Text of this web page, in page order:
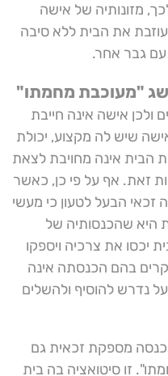
מזונותיה של אישה
את הבית ללא סיבה
עם גבר אחר.
"מעוכבת מחמתו"
ולכן אישה אינה חייבת
שיש לה מקצוע, יכולת
הבית אינה מחויבת לצאת
זאת. אף על פי כן, כאשר
הבעל לטעון כי מעשי
היא שהכנסותיה של
יכסו את צרכיה ויספקו
בהם הכנסתה אינה
נדרש להוסיף ולהשלים
מספקת זכאית גם
זו סיטואציה בה בית